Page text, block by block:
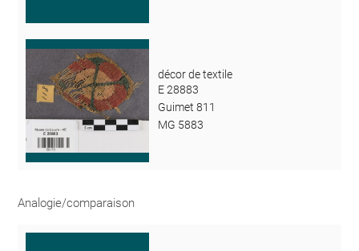
décor de textile
E 28883
Guimet 811
MG 5883
Analogie/comparaison